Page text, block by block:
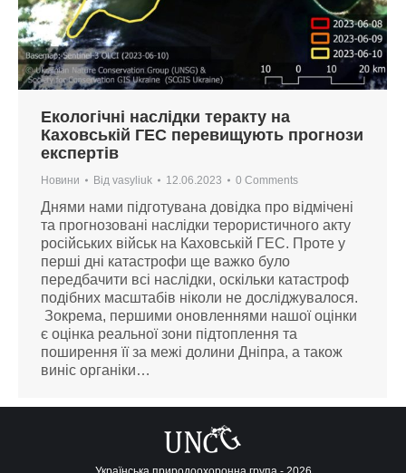
Екологічні наслідки теракту на
Каховській ГЕС перевищують прогнози
експертів
Новини Від vasyliuk 12.06.2023 0 Comments
Днями нами підготувана довідка про відмічені
та прогнозовані наслідки терористичного акту
російських військ на Каховській ГЕС. Проте у
перші дні катастрофи ще важко було
передбачити всі наслідки, оскільки катастроф
подібних масштабів ніколи не досліджувалося.
Зокрема, першими оновленнями нашої оцінки
є оцінка реальної зони підтоплення та
поширення її за межі долини Дніпра, а також
виніс органіки…